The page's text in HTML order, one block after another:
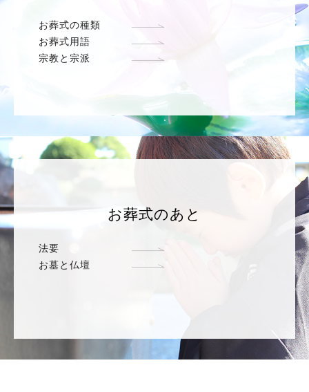
お葬式の種類
お葬式用語
宗教と宗派
お葬式のあと
法要
お墓と仏壇